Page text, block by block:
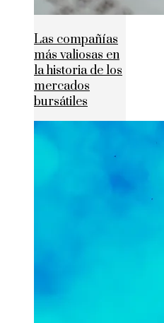
Las compañías
más valiosas en
la historia de los
mercados
bursátiles